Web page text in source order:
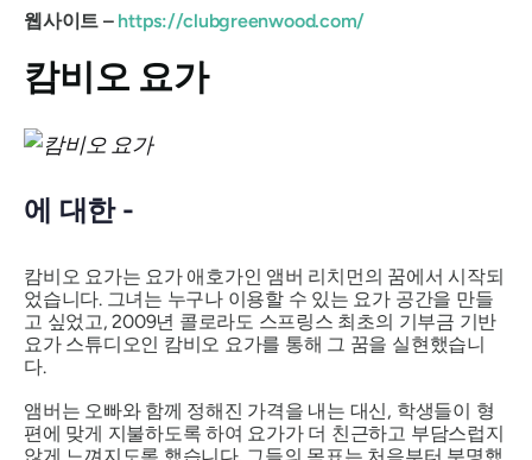
웹사이트 – https://clubgreenwood.com/
캄비오 요가
에 대한 -
캄비오 요가는 요가 애호가인 앰버 리치먼의 꿈에서 시작되
었습니다. 그녀는 누구나 이용할 수 있는 요가 공간을 만들
고 싶었고, 2009년 콜로라도 스프링스 최초의 기부금 기반
요가 스튜디오인 캄비오 요가를 통해 그 꿈을 실현했습니
다.
앰버는 오빠와 함께 정해진 가격을 내는 대신, 학생들이 형
편에 맞게 지불하도록 하여 요가가 더 친근하고 부담스럽지
않게 느껴지도록 했습니다. 그들의 목표는 처음부터 분명했